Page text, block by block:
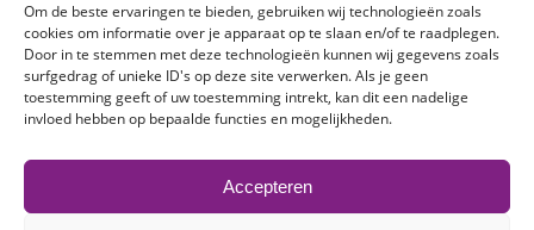
Om de beste ervaringen te bieden, gebruiken wij technologieën zoals
cookies om informatie over je apparaat op te slaan en/of te raadplegen.
Door in te stemmen met deze technologieën kunnen wij gegevens zoals
surfgedrag of unieke ID's op deze site verwerken. Als je geen
toestemming geeft of uw toestemming intrekt, kan dit een nadelige
invloed hebben op bepaalde functies en mogelijkheden.
Accepteren
Volg ons
Vind ons op:
Facebook
page
Linkedin
page
Instagram
page